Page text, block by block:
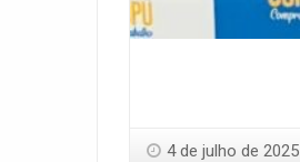
4 de julho de 2025